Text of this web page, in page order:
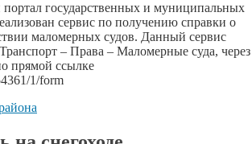
государственных и муниципальных
сервис по получению справки о
маломерных судов. Данный сервис
– Права – Маломерные суда, через
прямой ссылке
1/form